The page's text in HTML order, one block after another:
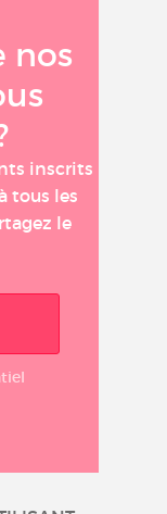
nos
inscrits
tous les
le